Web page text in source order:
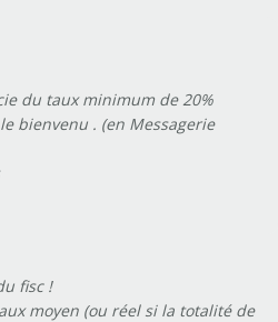
du taux minimum de 20%
bienvenu . (en Messagerie
fisc !
moyen (ou réel si la totalité de